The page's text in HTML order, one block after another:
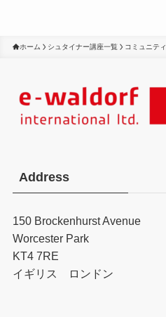
ホーム シュタイナー講座一覧 コミュニティ
Address
150 Brockenhurst Avenue
Worcester Park
KT4 7RE
イギリス ロンドン